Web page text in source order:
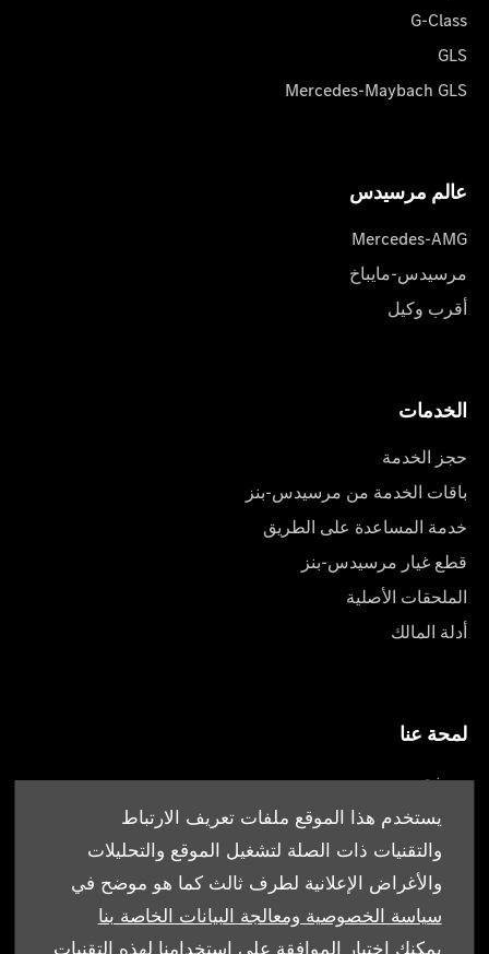
يستخدم هذا الموقع ملفات تعريف الارتباط
والتقنيات ذات الصلة لتشغيل الموقع والتحليلات
والأغراض الإعلانية لطرف ثالث كما هو موضح في
سياسة الخصوصية ومعالجة البيانات الخاصة بنا
يمكنك اختيار الموافقة على استخدامنا لهذه التقنيات
G-Class
GLS
Mercedes-Maybach GLS
عالم مرسیدس
Mercedes-AMG
مرسيدس-مايباخ
أقرب وكيل
الخدمات
حجز الخدمة
باقات الخدمة من مرسيدس-بنز
خدمة المساعدة على الطريق
قطع غيار مرسيدس-بنز
الملحقات الأصلية
أدلة المالك
لمحة عنا
من نحن
أقرب وكيل
العروض